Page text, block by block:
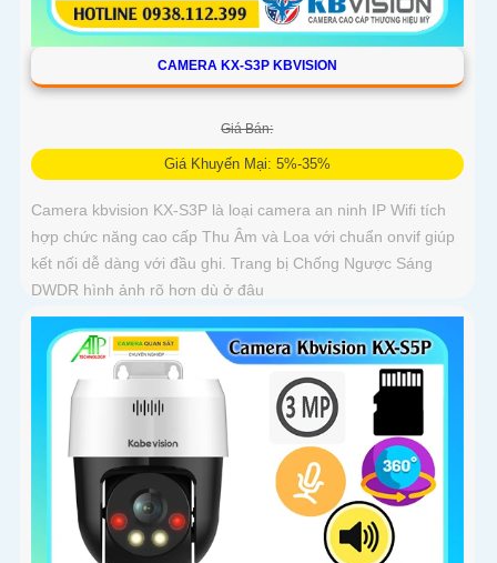
CAMERA KX-S3P KBVISION
Giá Bán:
Giá Khuyến Mại: 5%-35%
Camera kbvision KX-S3P là loại camera an ninh IP Wifi tích
hợp chức năng cao cấp Thu Âm và Loa với chuẩn onvif giúp
kết nối dễ dàng với đầu ghi. Trang bị Chống Ngược Sáng
DWDR hình ảnh rõ hơn dù ở đâu